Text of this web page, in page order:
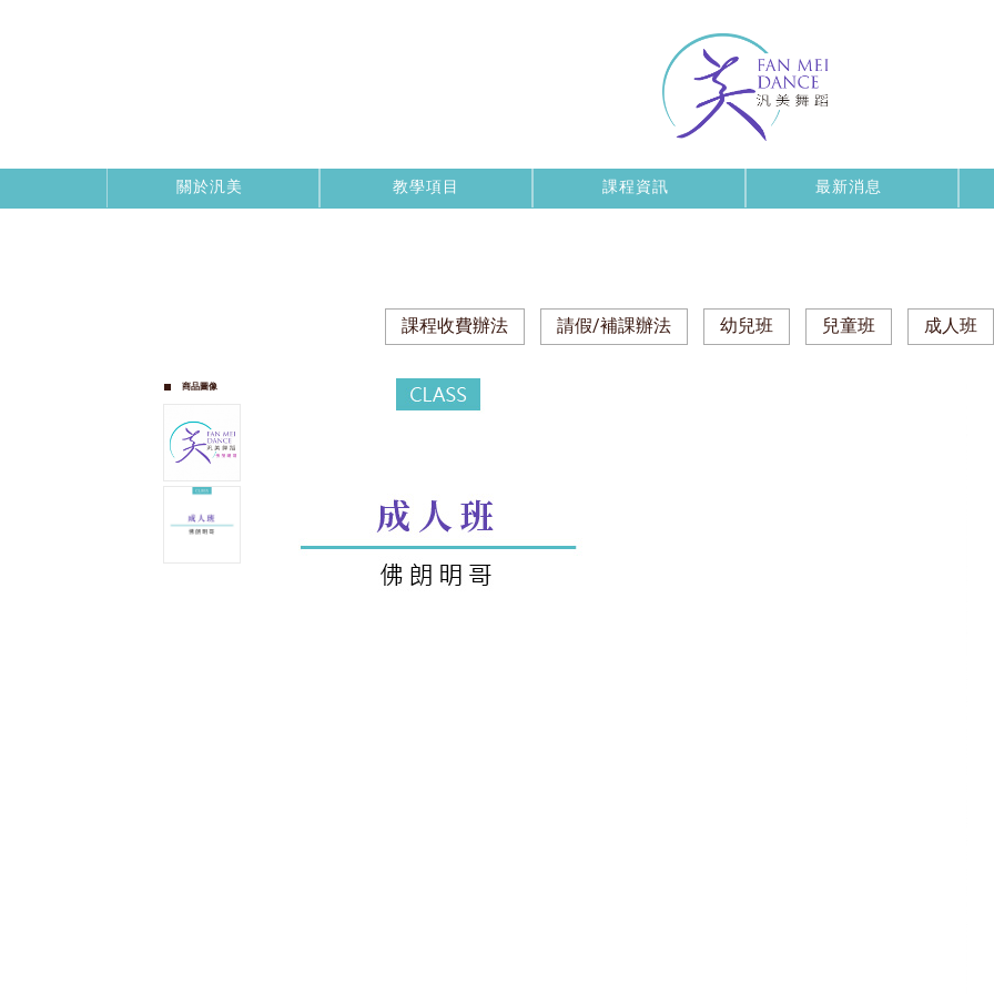
關於汎美 教學項目 課程資訊 最新消息
課程收費辦法 請假/補課辦法 幼兒班 兒童班 成人班
商品圖像